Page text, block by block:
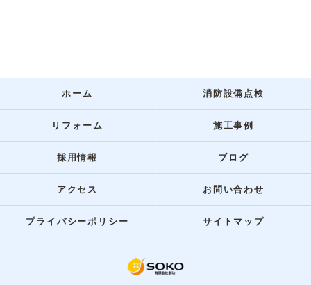
ホーム 消防設備点検
リフォーム 施工事例
採用情報 ブログ
アクセス お問い合わせ
プライバシーポリシー サイトマップ